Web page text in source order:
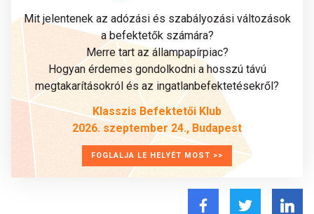
Mit jelentenek az adózási és szabályozási változások
a befektetők számára?
Merre tart az állampapírpiac?
Hogyan érdemes gondolkodni a hosszú távú
megtakarításokról és az ingatlanbefektetésekről?
Klasszis Befektetői Klub
2026. szeptember 24., Budapest
FOGLALJA LE HELYÉT MOST >>